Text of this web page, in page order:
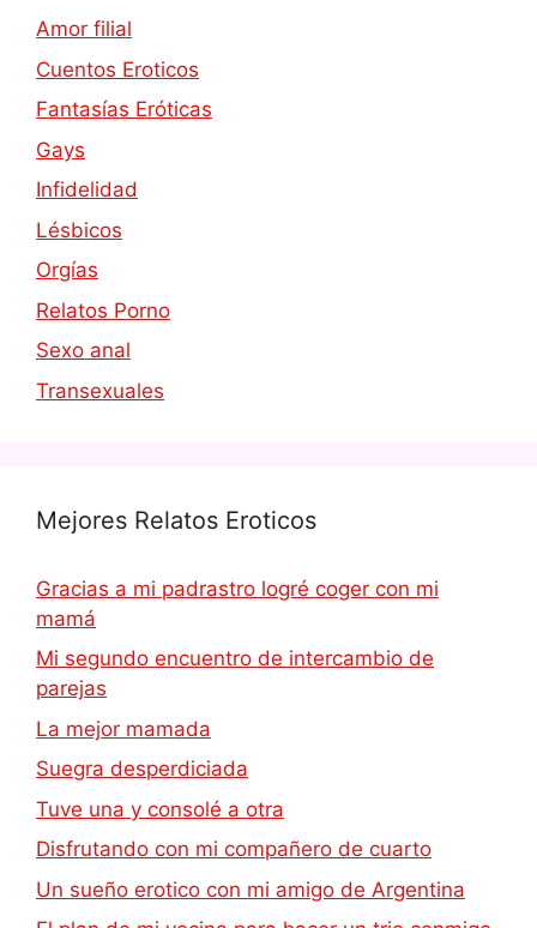
Amor filial
Cuentos Eroticos
Fantasías Eróticas
Gays
Infidelidad
Lésbicos
Orgías
Relatos Porno
Sexo anal
Transexuales
Mejores Relatos Eroticos
Gracias a mi padrastro logré coger con mi
mamá
Mi segundo encuentro de intercambio de
parejas
La mejor mamada
Suegra desperdiciada
Tuve una y consolé a otra
Disfrutando con mi compañero de cuarto
Un sueño erotico con mi amigo de Argentina